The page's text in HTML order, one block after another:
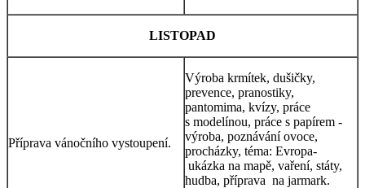
LISTOPAD
Příprava vánočního vystoupení.
Výroba krmítek, dušičky,
prevence, pranostiky,
pantomima, kvízy, práce
s modelínou, práce s papírem -
výroba, poznávání ovoce,
procházky, téma: Evropa-
ukázka na mapě, vaření, státy,
hudba, příprava na jarmark.